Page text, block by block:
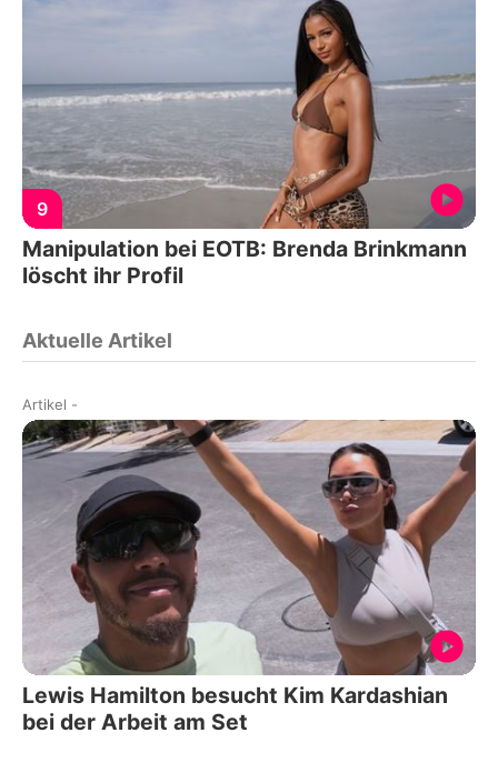
9
Manipulation bei EOTB: Brenda Brinkmann
löscht ihr Profil
Aktuelle Artikel
Artikel -
Lewis Hamilton besucht Kim Kardashian
bei der Arbeit am Set